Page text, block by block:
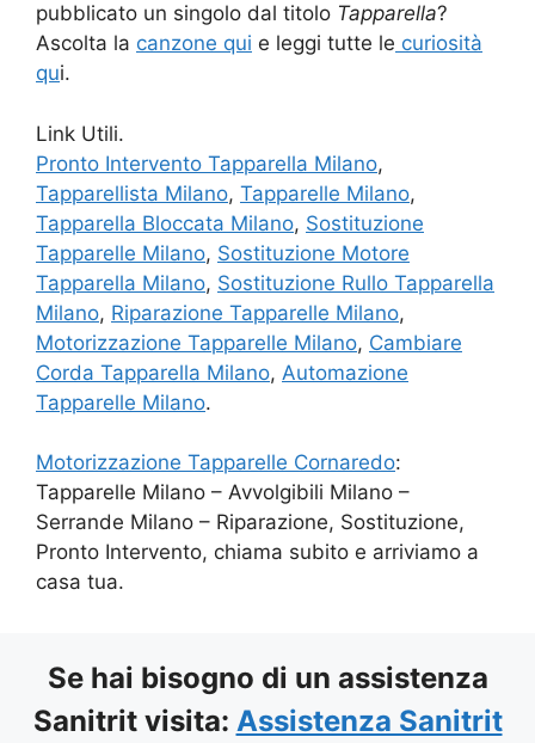
pubblicato un singolo dal titolo Tapparella?
Ascolta la canzone qui e leggi tutte le curiosità
qui.
Link Utili.
Pronto Intervento Tapparella Milano,
Tapparellista Milano, Tapparelle Milano,
Tapparella Bloccata Milano, Sostituzione
Tapparelle Milano, Sostituzione Motore
Tapparella Milano, Sostituzione Rullo Tapparella
Milano, Riparazione Tapparelle Milano,
Motorizzazione Tapparelle Milano, Cambiare
Corda Tapparella Milano, Automazione
Tapparelle Milano.
Motorizzazione Tapparelle Cornaredo:
Tapparelle Milano – Avvolgibili Milano –
Serrande Milano – Riparazione, Sostituzione,
Pronto Intervento, chiama subito e arriviamo a
casa tua.
Se hai bisogno di un assistenza
Sanitrit visita: Assistenza Sanitrit